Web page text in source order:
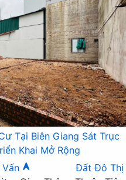
Tại Biên Giang Sát Trục
Khai Mở Rộng
Đất Đô Thị